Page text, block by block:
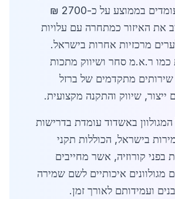
באזור אשדוד עומדים בממוצע על כ-2700 ₪
את האיזור כמתחרה עם עלויות
מרכזיות אחרות בישראל.
כמו ר.א.מ סחר ושיווק מתכות
מתקדמים של ברזל
ייצור, שיווק והתקנה מקצועית.
באשדוד עומדת בדרישות
בישראל, הכוללות תקני
בפני קורוזיה, אשר מחייבים
מגולוונים איכותיים לשם שמירה
ועמידותם לאורך זמן.